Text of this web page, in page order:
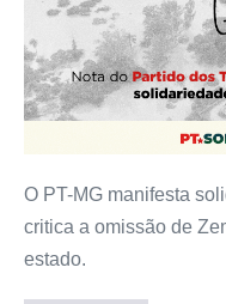
O PT-MG manifesta
critica a omissão de
estado.